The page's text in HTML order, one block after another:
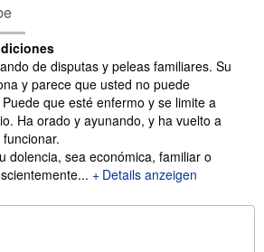
de disputas y peleas familiares. Su
y parece que usted no puede
que esté enfermo y se limite a
Ha orado y ayunando, y ha vuelto a
dolencia, sea económica, familiar o
Details anzeigen